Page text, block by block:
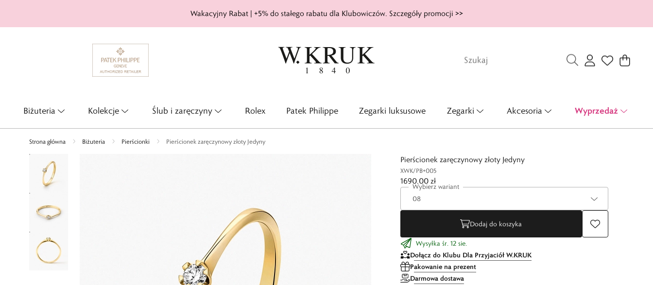
Wakacyjny Rabat | +5% do stałego rabatu dla Klubowiczów. Szczegóły promocji >>
Biżuteria Kolekcje Ślub i zaręczyny Rolex Patek Philippe Zegarki luksusowe Zegarki Akcesoria Wyprzedaż
Strona główna Biżuteria Pierścionki Pierścionek zaręczynowy złoty Jedyny
Pierścionek zaręczynowy złoty Jedyny
XWK/PB+005
1690,00 zł
Wybierz wariant
Dodaj do koszyka
Wysyłka śr. 12 sie.
Dołącz do Klubu Dla Przyjaciół W.KRUK
Pakowanie na prezent
Darmowa dostawa